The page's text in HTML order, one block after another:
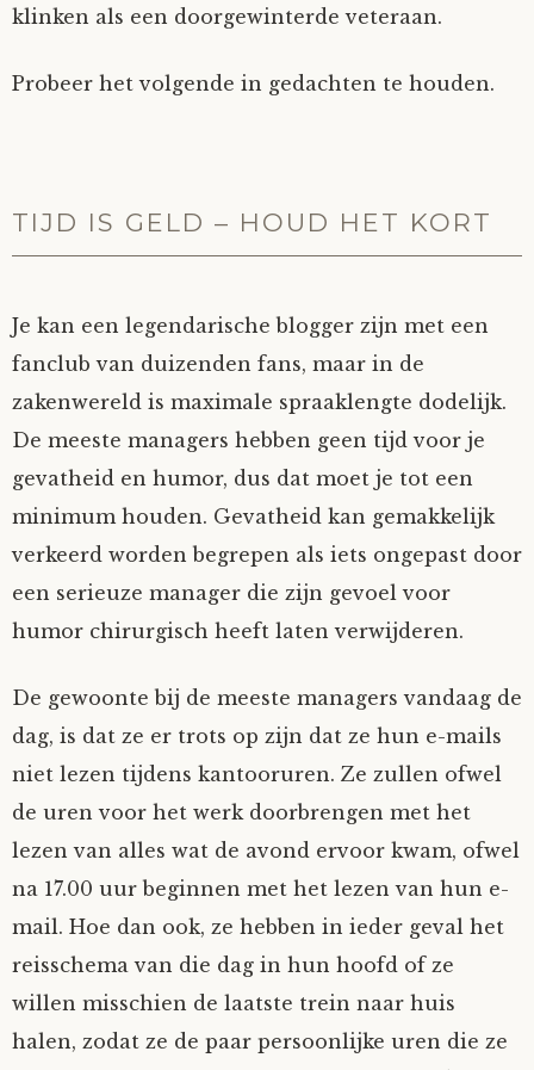
klinken als een doorgewinterde veteraan.
Probeer het volgende in gedachten te houden.
TIJD IS GELD – HOUD HET KORT
Je kan een legendarische blogger zijn met een
fanclub van duizenden fans, maar in de
zakenwereld is maximale spraaklengte dodelijk.
De meeste managers hebben geen tijd voor je
gevatheid en humor, dus dat moet je tot een
minimum houden. Gevatheid kan gemakkelijk
verkeerd worden begrepen als iets ongepast door
een serieuze manager die zijn gevoel voor
humor chirurgisch heeft laten verwijderen.
De gewoonte bij de meeste managers vandaag de
dag, is dat ze er trots op zijn dat ze hun e-mails
niet lezen tijdens kantooruren. Ze zullen ofwel
de uren voor het werk doorbrengen met het
lezen van alles wat de avond ervoor kwam, ofwel
na 17.00 uur beginnen met het lezen van hun e-
mail. Hoe dan ook, ze hebben in ieder geval het
reisschema van die dag in hun hoofd of ze
willen misschien de laatste trein naar huis
halen, zodat ze de paar persoonlijke uren die ze